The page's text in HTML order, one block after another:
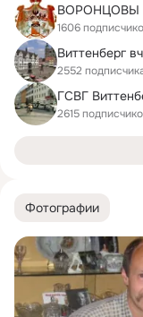
Фотографии
ВОРОНЦОВЫ
1606
Виттенберг
2552
ГСВГ
2615